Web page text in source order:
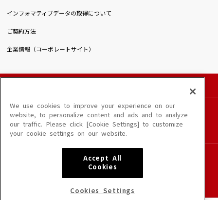
インフォマティブデータの取得について
ご契約方法
企業情報（コーポレートサイト）
このサイトに掲載されている一切の文章・画像・写真・動画・音声等を、手段や形態を
問わず、著作権法の定める範囲を超えて無断で複製、転載、ファイル化などすることを
禁じます。
楽曲及びコンテンツは、端末や配信状況によりご利用いただけない場合があります。
楽曲によりMYリスト保存ができない場合があります。
6602250213Y31015 6602250112Y38026 6602250240Y31015
NexTone許諾番号
ID000002945 ID000002947 ID000002937 ID000002938
We use cookies to improve your experience on our
website, to personalize content and ads and to analyze
our traffic. Please click [Cookie Settings] to customize
your cookie settings on our website.
Accept All
Cookies
Cookies Settings